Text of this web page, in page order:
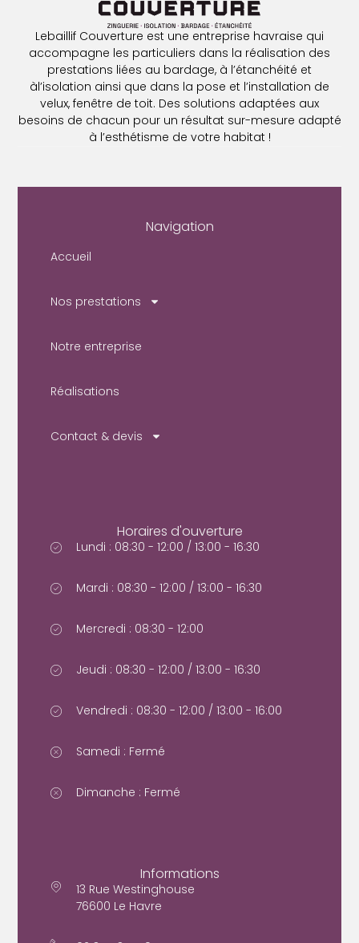
Lebaillif Couverture est une entreprise havraise qui
accompagne les particuliers dans la réalisation des
prestations liées au bardage, à l’étanchéité et
àl’isolation ainsi que dans la pose et l’installation de
velux, fenêtre de toit. Des solutions adaptées aux
besoins de chacun pour un résultat sur-mesure adapté
à l’esthétisme de votre habitat !
Navigation
Accueil
Nos prestations
Notre entreprise
Réalisations
Contact & devis
Horaires d'ouverture
Lundi : 08:30 - 12:00 / 13:00 - 16:30
Mardi : 08:30 - 12:00 / 13:00 - 16:30
Mercredi : 08:30 - 12:00
Jeudi : 08:30 - 12:00 / 13:00 - 16:30
Vendredi : 08:30 - 12:00 / 13:00 - 16:00
Samedi : Fermé
Dimanche : Fermé
Informations
13 Rue Westinghouse
76600 Le Havre